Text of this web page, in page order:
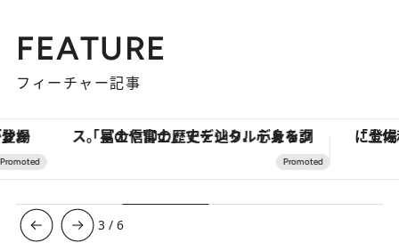
FEATURE
フィーチャー記事
「星のや富士」でデジタルデトックス。冨士信仰の歴史を辿り、心身を調える。
3 /6